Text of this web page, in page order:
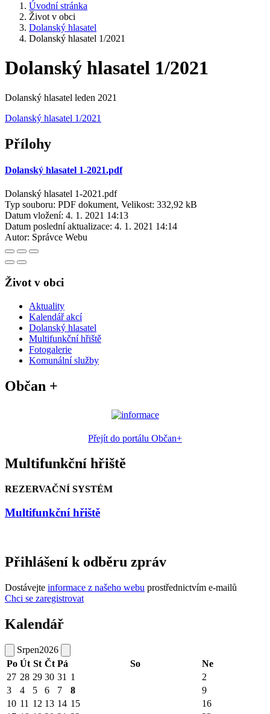
Úvodní stránka
Život v obci
Dolanský hlasatel
Dolanský hlasatel 1/2021
Dolanský hlasatel 1/2021
Dolanský hlasatel leden 2021
Dolanský hlasatel 1/2021
Přílohy
Dolanský hlasatel 1-2021.pdf
Dolanský hlasatel 1-2021.pdf
Typ souboru: PDF dokument, Velikost: 332,92 kB
Datum vložení: 4. 1. 2021 14:13
Datum poslední aktualizace: 4. 1. 2021 14:14
Autor: Správce Webu
Život v obci
Aktuality
Kalendář akcí
Dolanský hlasatel
Multifunkční hřiště
Fotogalerie
Komunální služby
Občan +
Přejít do portálu Občan+
Multifunkční hřiště
REZERVAČNÍ SYSTÉM
Multifunkční hřiště
Přihlášení k odběru zpráv
Dostávejte informace z našeho webu prostřednictvím e-mailů
Chci se zaregistrovat
Kalendář
Srpen2026
Po Út St Čt Pá So
Ne
27 28 29 30 31 1
2
3
4 5 6 7 8
9
10 11 12 13 14 15
16